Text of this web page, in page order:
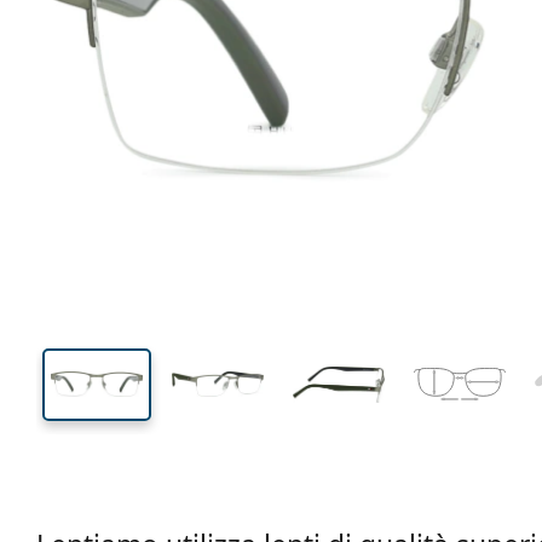
Larghezza montatura
33 mm
Altezza lente
53 mm
Diametro lente (Calibro)
Diametro
lente